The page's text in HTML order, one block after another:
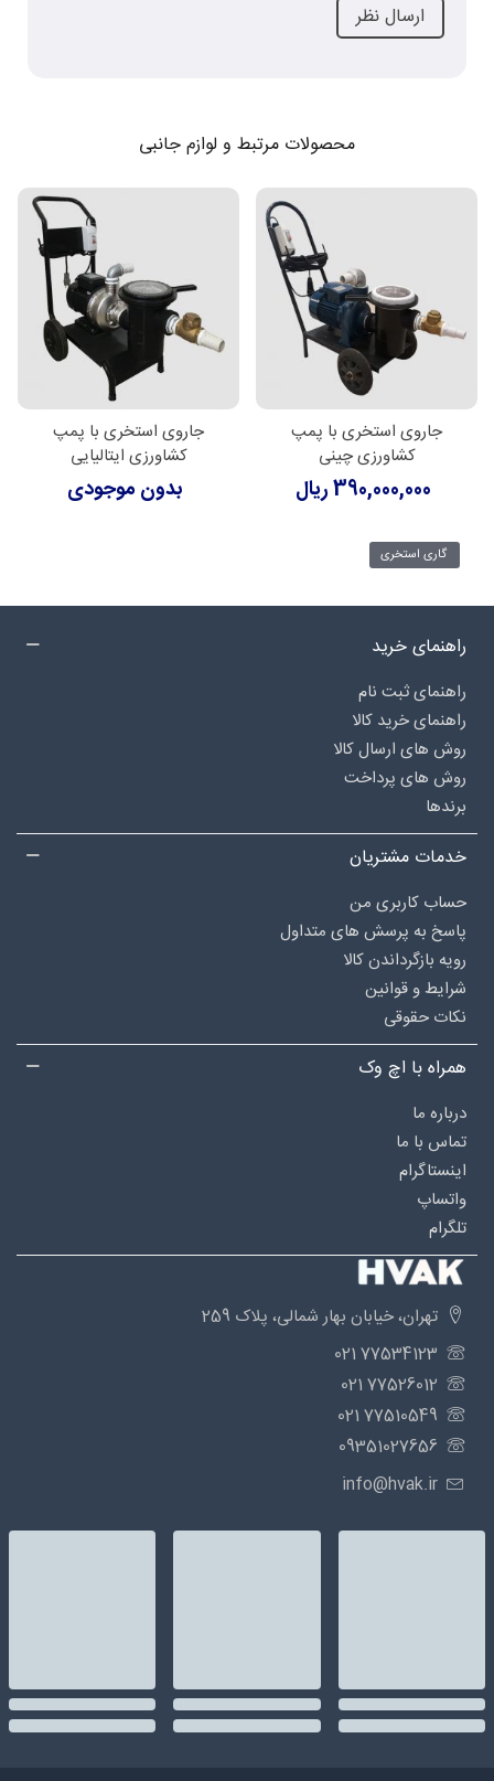
محصولات مرتبط و لوازم جانبی
جاروی استخری با پمپ
کشاورزی چینی
390,000,000 ریال
جاروی استخری با پمپ
کشاورزی ایتالیایی
بدون موجودی
گاری استخری
راهنمای خرید
راهنمای ثبت نام
راهنمای خرید کالا
روش های ارسال کالا
روش های پرداخت
برندها
خدمات مشتریان
حساب کاربری من
پاسخ به پرسش های متداول
رویه بازگرداندن کالا
شرایط و قوانین
نکات حقوقی
همراه با اچ وک
درباره‌ ما
تماس با ما
اینستاگرام
واتساپ
تلگرام
تهران، خیابان بهار شمالی، پلاک 259
77534123 021
77526012 021
77510549 021
09351027656
info@hvak.ir